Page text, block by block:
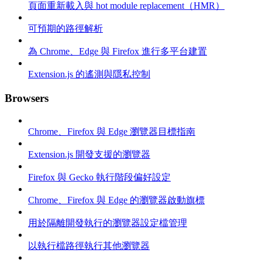
頁面重新載入與 hot module replacement（HMR）
可預期的路徑解析
為 Chrome、Edge 與 Firefox 進行多平台建置
Extension.js 的遙測與隱私控制
Browsers
Chrome、Firefox 與 Edge 瀏覽器目標指南
Extension.js 開發支援的瀏覽器
Firefox 與 Gecko 執行階段偏好設定
Chrome、Firefox 與 Edge 的瀏覽器啟動旗標
用於隔離開發執行的瀏覽器設定檔管理
以執行檔路徑執行其他瀏覽器